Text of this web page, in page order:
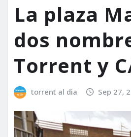
La plaza
dos
Torrent y
torrent al dia Sep 27,